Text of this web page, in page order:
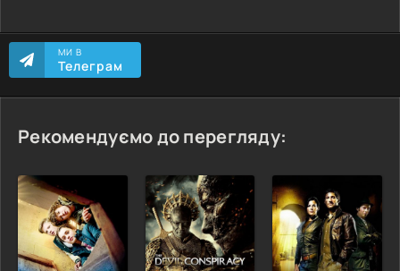
МИ В
Телеграм
Рекомендуємо до перегляду: